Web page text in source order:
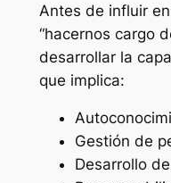
Antes de influir
“hacernos cargo
desarrollar la
que implica:
Gestión de
Desarrollo